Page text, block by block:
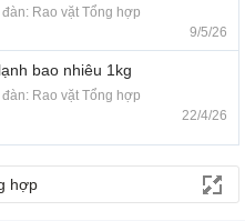
đàn: Rao vặt Tổng hợp
9/5/26
bao nhiêu 1kg
đàn: Rao vặt Tổng hợp
22/4/26
hợp